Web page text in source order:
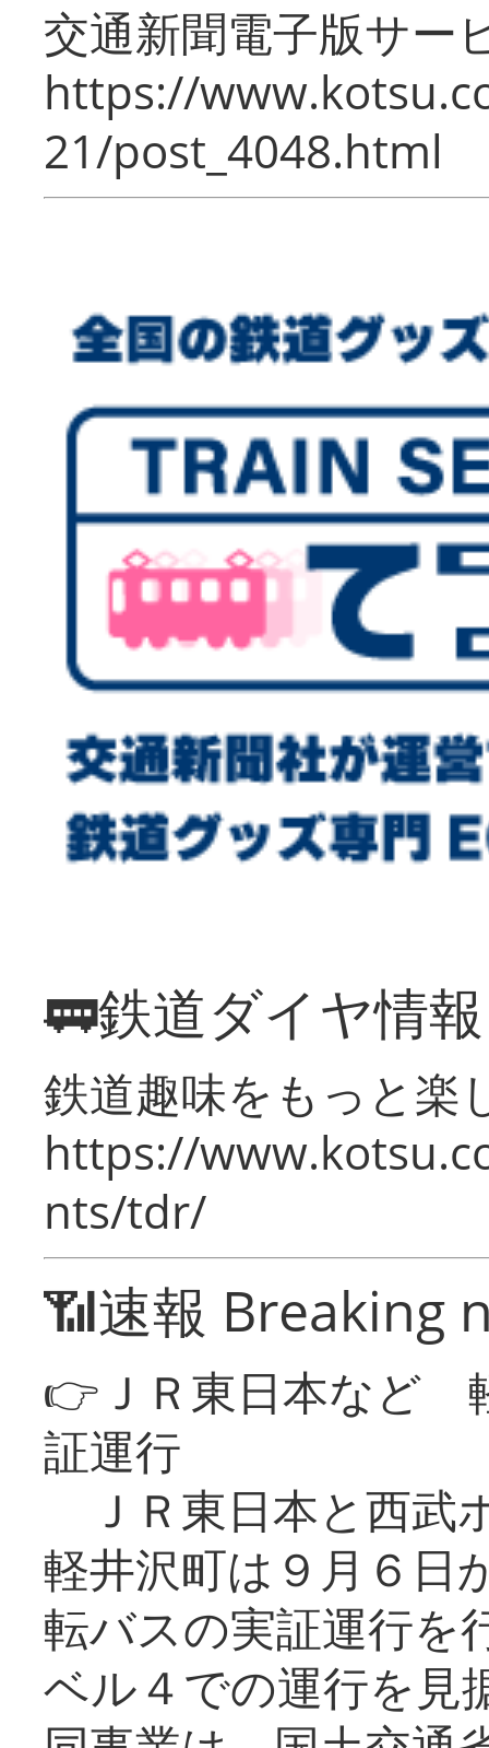
交通新聞電子版サー
https://
21/post_4048.html
🚃鉄道ダイヤ情
鉄道趣味をもっと楽
https://
nts/tdr/
📶速報 Breaking
👉ＪＲ東日本など
証運行
ＪＲ東日本と西武
軽井沢町は９月６日
転バスの実証運行を
ベル４での運行を見